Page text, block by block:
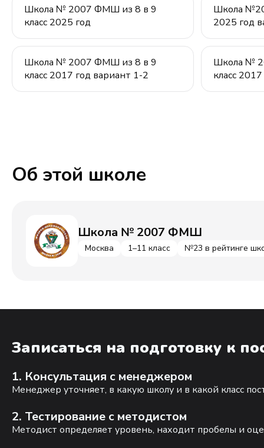
Школа № 2007 ФМШ из 8 в 9
класс 2025 год
Школа
2025 год
Школа № 2007 ФМШ из 8 в 9
класс 2017 год вариант 1-2
Школа №
класс
Об этой школе
Школа № 2007 ФМШ
Москва 1–11 класс №23 в рейтинге
Записаться на подготовку к
1. Консультация с менеджером
Менеджер уточняет, в какую школу и в какой класс
2. Тестирование с методистом
Методист определяет уровень, находит пробелы и